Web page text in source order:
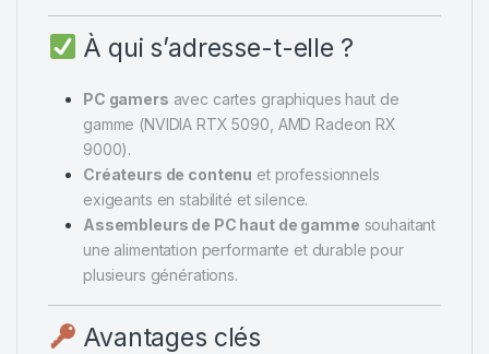
À qui s’adresse-t-elle ?
PC gamers avec cartes graphiques haut de
gamme (NVIDIA RTX 5090, AMD Radeon RX
9000).
Créateurs de contenu et professionnels
exigeants en stabilité et silence.
Assembleurs de PC haut de gamme souhaitant
une alimentation performante et durable pour
plusieurs générations.
Avantages clés